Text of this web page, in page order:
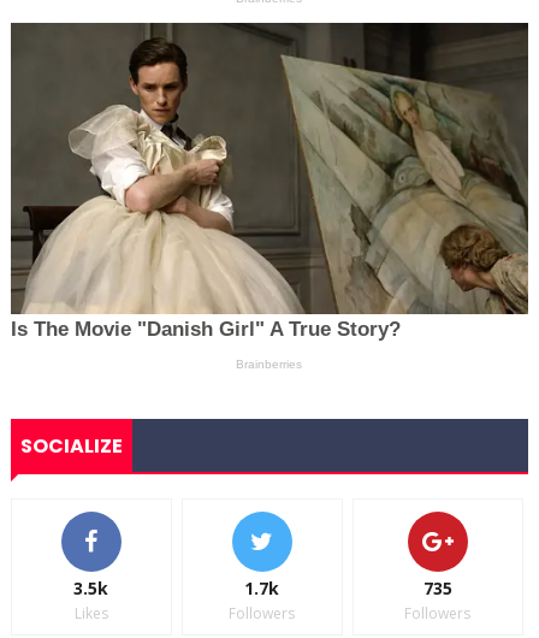
SOCIALIZE
3.5k
Likes
1.7k
Followers
735
Followers